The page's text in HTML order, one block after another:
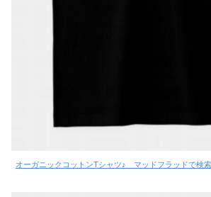
オーガニックコットンTシャツ♪ マッドフラッドで検